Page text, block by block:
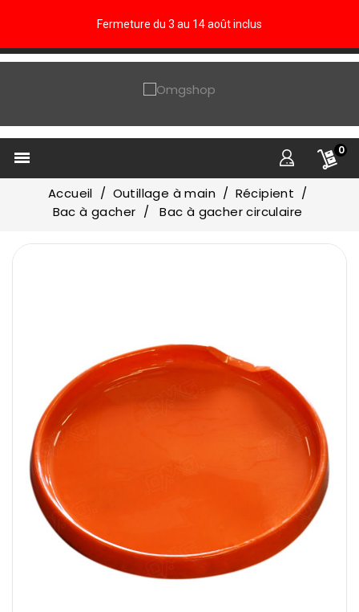
Fermeture du 3 au 14 août inclus
 0
Accueil Outillage à main
Récipient
Bac à gacher
Bac à gacher circulaire